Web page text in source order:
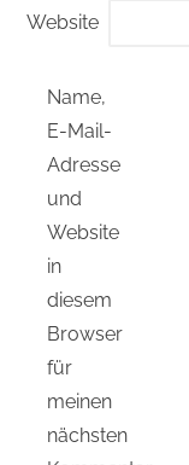
Website
Name,
E-Mail-
Adresse
und
Website
in
diesem
Browser
für
meinen
nächsten